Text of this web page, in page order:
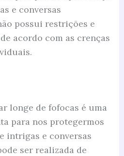
e conversas
possui restrições e
acordo com as crenças
longe de fofocas é uma
para nos protegermos
intrigas e conversas
ser realizada de